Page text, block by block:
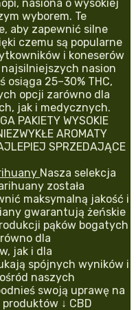
nasiona o wysokiej
wyborem. Te
aby zapewnić silne
czemu są popularne
i koneserów
nasion
25–30% THC,
opcji zarówno dla
jak i medycznych.
PAKIETY WYSOKIE
AROMATY
SPRZEDAJĄCE
Nasza selekcja
została
maksymalną jakość i
gwarantują żeńskie
pąków bogatych
dla
jak i dla
spójnych wyników i
naszych
swoją uprawę na
↓ CBD